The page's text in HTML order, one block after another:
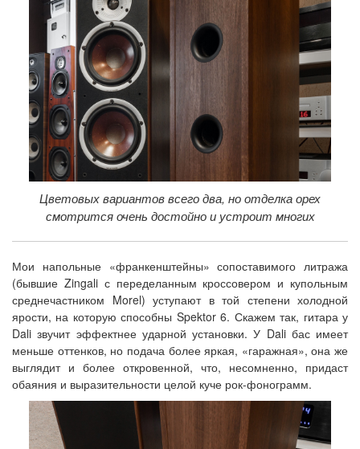
Цветовых вариантов всего два, но отделка орех
смотрится очень достойно и устроит многих
Мои напольные «франкенштейны» сопоставимого литража
(бывшие Zingali с переделанным кроссовером и купольным
среднечастником Morel) уступают в той степени холодной
ярости, на которую способны Spektor 6. Скажем так, гитара у
Dali звучит эффектнее ударной установки. У Dali бас имеет
меньше оттенков, но подача более яркая, «гаражная», она же
выглядит и более откровенной, что, несомненно, придаст
обаяния и выразительности целой куче рок-фонограмм.